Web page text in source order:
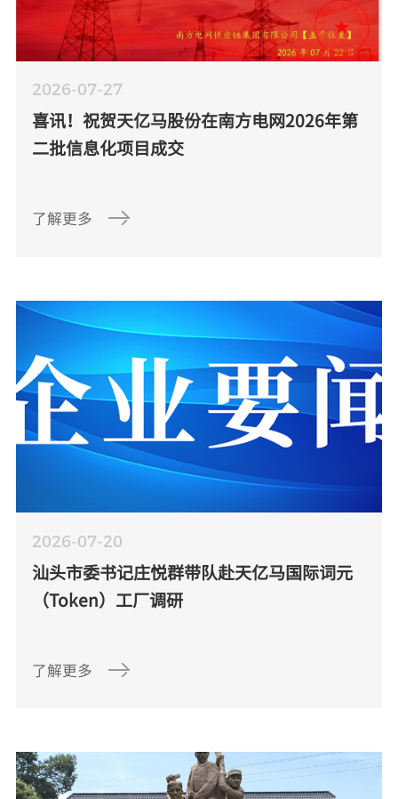
2026-07-27
喜讯！祝贺天亿马股份在南方电网2026年第
二批信息化项目成交
了解更多
2026-07-20
汕头市委书记庄悦群带队赴天亿马国际词元
（Token）工厂调研
了解更多